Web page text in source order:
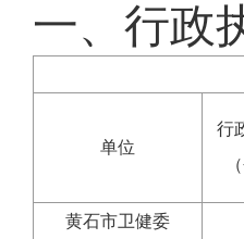
一、行政
单位
行
黄石市卫健委